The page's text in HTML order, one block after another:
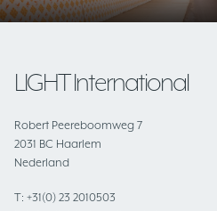
LIGHT International
Robert Peereboomweg 7
2031 BC Haarlem
Nederland
T: +31(0) 23 2010503